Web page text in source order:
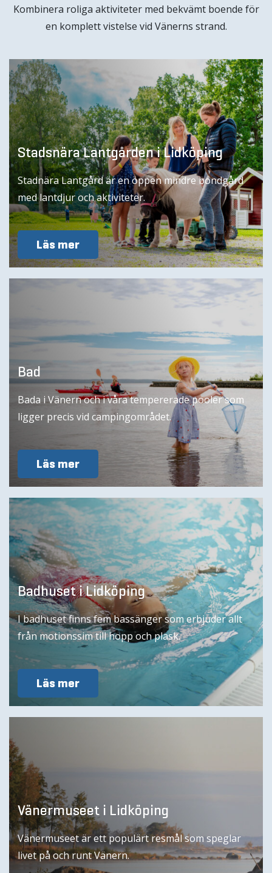
Kombinera roliga aktiviteter med bekvämt boende för
en komplett vistelse vid Vänerns strand.
Stadsnära Lantgården i Lidköping
Stadnära Lantgård är en öppen mindre bondgård
med lantdjur och aktiviteter.
Läs mer
Bad
Bada i Vänern och i våra tempererade pooler som
ligger precis vid campingområdet.
Läs mer
Badhuset i Lidköping
I badhuset finns fem bassänger som erbjuder allt
från motionssim till hopp och plask.
Läs mer
Vänermuseet i Lidköping
Vänermuseet är ett populärt resmål som speglar
livet på och runt Vänern.